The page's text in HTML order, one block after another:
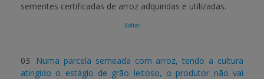
sementes certificadas de arroz adquiridas e utilizadas.
Voltar
03. Numa parcela semeada com arroz, tendo a cultura
atingido o estágio de grão leitoso, o produtor não vai